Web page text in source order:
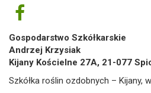
Gospodarstwo Szkółkarskie
Andrzej Krzysiak
Kijany Kościelne 27A, 21-077
Szkółka roślin ozdobnych – Kijany,